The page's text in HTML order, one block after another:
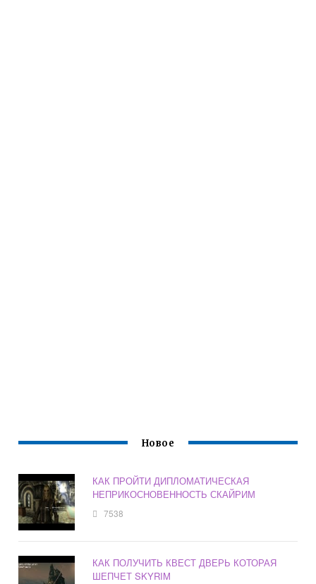
Новое
КАК ПРОЙТИ ДИПЛОМАТИЧЕСКАЯ
НЕПРИКОСНОВЕННОСТЬ СКАЙРИМ
7538
КАК ПОЛУЧИТЬ КВЕСТ ДВЕРЬ КОТОРАЯ
ШЕПЧЕТ SKYRIM